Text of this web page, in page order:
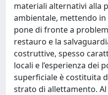
materiali alternativi alla
ambientale, mettendo
pone di fronte a
restauro e la
costruttive, spesso
locali e l’esperienza
superficiale è costituita
strato di allettamento.